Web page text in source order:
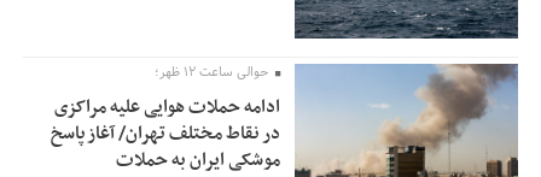
حوالی ساعت ۱۲ ظهر؛
ادامه حملات هوایی علیه مراکزی
در نقاط مختلف تهران/ آغاز پاسخ
موشکی ایران به حملات